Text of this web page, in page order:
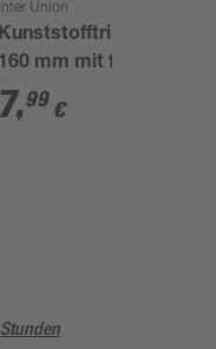
Inter Union
Kunststofftrichter Ø
160 mm mit flexiblem
Schlauch
7,99 €